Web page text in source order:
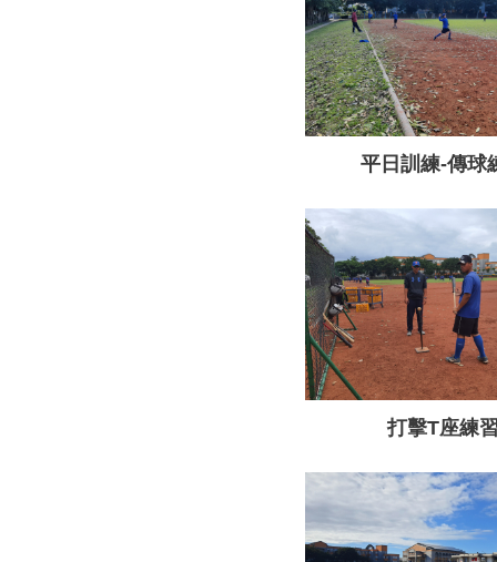
平日訓練-傳球
打擊T座練